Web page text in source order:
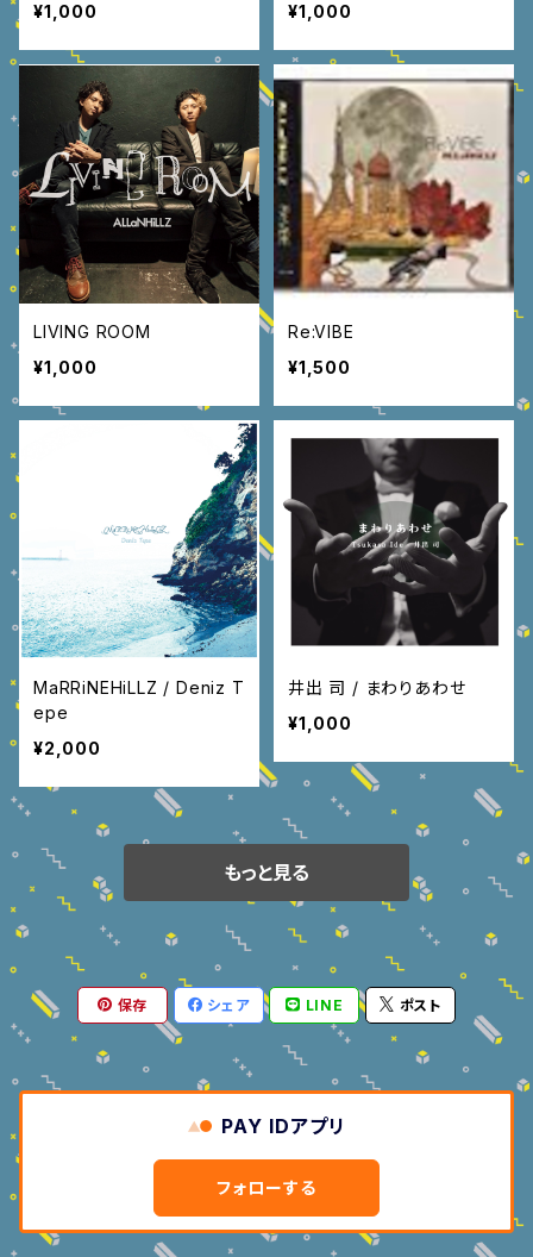
¥1,000
¥1,000
LIVING ROOM
¥1,000
Re:VIBE
¥1,500
MaRRiNEHiLLZ / Deniz T
epe
¥2,000
井出 司 / まわりあわせ
¥1,000
もっと見る
保存 シェア LINE ポスト
PAY IDアプリ
フォローする